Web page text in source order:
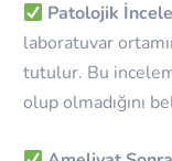
Patolojik
laboratuvar
tutulur. Bu
olup olmadığını